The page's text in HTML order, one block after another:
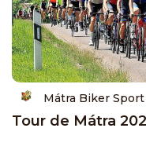
Mátra Biker Sport
Tour de Mátra